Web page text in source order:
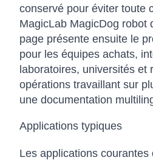
conservé pour éviter toute
MagicLab MagicDog robot
page présente ensuite le
pour les équipes achats,
laboratoires, universités et
opérations travaillant sur
une documentation
Applications typiques
Les applications courantes